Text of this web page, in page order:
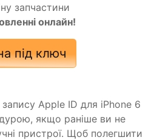
запчастини
онлайн!
під ключ
Apple ID для iPhonе 6
якщо раніше ви не
пристрої. Щоб полегшити